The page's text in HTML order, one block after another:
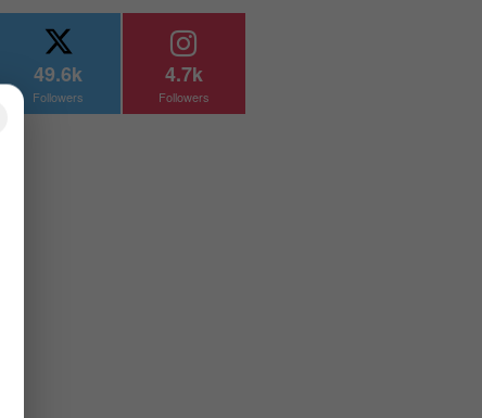
49.6k
Followers
4.7k
Followers